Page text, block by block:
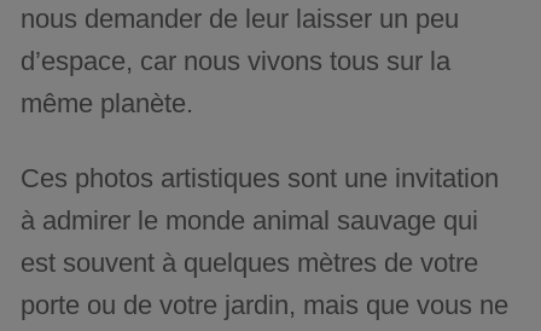
nous demander de leur laisser un peu
d’espace, car nous vivons tous sur la
même planète.
Ces photos artistiques sont une invitation
à admirer le monde animal sauvage qui
est souvent à quelques mètres de votre
porte ou de votre jardin, mais que vous ne